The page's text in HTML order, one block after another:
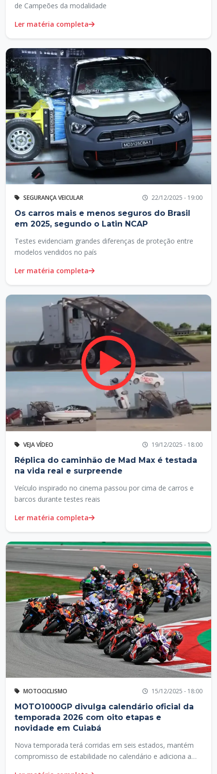
de Campeões da modalidade
Ler matéria completa
SEGURANÇA VEICULAR 22/12/2025 - 19:00
Os carros mais e menos seguros do Brasil
em 2025, segundo o Latin NCAP
Testes evidenciam grandes diferenças de proteção entre
modelos vendidos no país
Ler matéria completa
VEJA VÍDEO 19/12/2025 - 18:00
Réplica do caminhão de Mad Max é testada
na vida real e surpreende
Veículo inspirado no cinema passou por cima de carros e
barcos durante testes reais
Ler matéria completa
MOTOCICLISMO 15/12/2025 - 18:00
MOTO1000GP divulga calendário oficial da
temporada 2026 com oito etapas e
novidade em Cuiabá
Nova temporada terá corridas em seis estados, mantém
compromisso de estabilidade no calendário e adiciona a